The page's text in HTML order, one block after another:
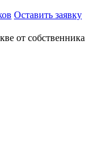
Оставить заявку
от собственника